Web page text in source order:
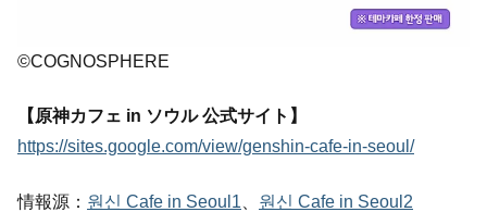
©COGNOSPHERE
【原神カフェ in ソウル 公式サイト】
https://sites.google.com/view/genshin-cafe-in-seoul/
情報源： 원신 Cafe in Seoul1 원신 Cafe in Seoul2